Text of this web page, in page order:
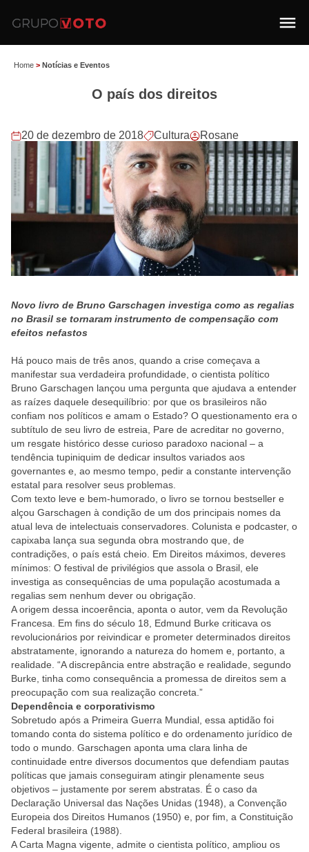
Home > Notícias e Eventos
O país dos direitos
20 de dezembro de 2018 Cultura Rosane
Novo livro de Bruno Garschagen investiga como as regalias
no Brasil se tornaram instrumento de compensação com
efeitos nefastos
Há pouco mais de três anos, quando a crise começava a
manifestar sua verdadeira profundidade, o cientista político
Bruno Garschagen lançou uma pergunta que ajudava a entender
as raízes daquele desequilíbrio: por que os brasileiros não
confiam nos políticos e amam o Estado? O questionamento era o
subtítulo de seu livro de estreia, Pare de acreditar no governo,
um resgate histórico desse curioso paradoxo nacional – a
tendência tupiniquim de dedicar insultos variados aos
governantes e, ao mesmo tempo, pedir a constante intervenção
estatal para resolver seus problemas.
Com texto leve e bem-humorado, o livro se tornou bestseller e
alçou Garschagen à condição de um dos principais nomes da
atual leva de intelectuais conservadores. Colunista e podcaster, o
capixaba lança sua segunda obra mostrando que, de
contradições, o país está cheio. Em Direitos máximos, deveres
mínimos: O festival de privilégios que assola o Brasil, ele
investiga as consequências de uma população acostumada a
regalias sem nenhum dever ou obrigação.
A origem dessa incoerência, aponta o autor, vem da Revolução
Francesa. Em fins do século 18, Edmund Burke criticava os
revolucionários por reivindicar e prometer determinados direitos
abstratamente, ignorando a natureza do homem e, portanto, a
realidade. “A discrepância entre abstração e realidade, segundo
Burke, tinha como consequência a promessa de direitos sem a
preocupação com sua realização concreta.”
Dependência e corporativismo
Sobretudo após a Primeira Guerra Mundial, essa aptidão foi
tomando conta do sistema político e do ordenamento jurídico de
todo o mundo. Garschagen aponta uma clara linha de
continuidade entre diversos documentos que defendiam pautas
políticas que jamais conseguiram atingir plenamente seus
objetivos – justamente por serem abstratas. É o caso da
Declaração Universal das Nações Unidas (1948), a Convenção
Europeia dos Direitos Humanos (1950) e, por fim, a Constituição
Federal brasileira (1988).
A Carta Magna vigente, admite o cientista político, ampliou os